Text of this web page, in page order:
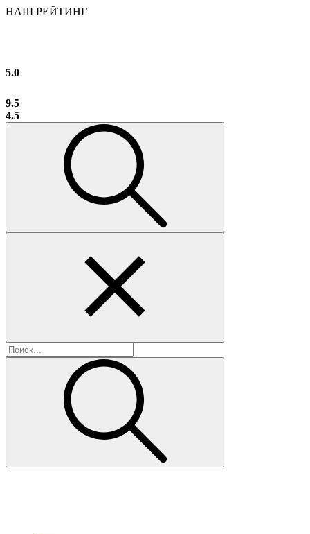
НАШ РЕЙТИНГ
5.0
9.5
4.5